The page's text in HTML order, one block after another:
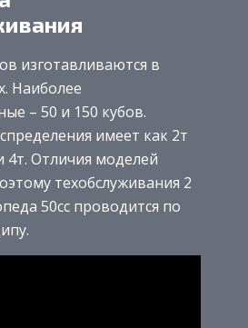
изготавливаются в
Наиболее
– 50 и 150 кубов.
имеет как 2т
4т. Отличия моделей
техобслуживания 2
50сс проводится по